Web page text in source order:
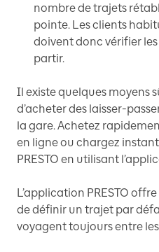
nombre de trajets
pointe. Les clients
doivent donc vérifier
partir.
Il existe quelques moyens
d’acheter des laisser-
la gare. Achetez
en ligne ou chargez
PRESTO en utilisant
L’application PRESTO
de définir un trajet par
voyagent toujours entre